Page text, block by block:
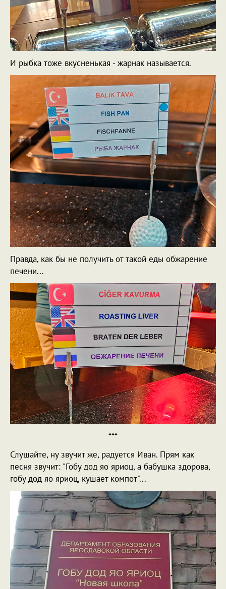
И рыбка тоже вкусненькая - жарнак называется.
Правда, как бы не получить от такой еды обжарение
печени...
***
Слушайте, ну звучит же, радуется Иван. Прям как
песня звучит: "Гобу дод яо яриоц, а бабушка здорова,
гобу дод яо яриоц, кушает компот"...